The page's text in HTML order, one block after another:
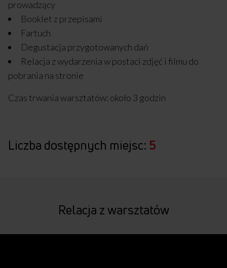
prowadzący
Booklet z przepisami
Fartuch
Degustacja przygotowanych dań
Relacja z wydarzenia w postaci zdjęć i filmu do
pobrania na stronie
Czas trwania warsztatów: około 3 godzin
Liczba dostępnych miejsc: 5
Relacja z warsztatów